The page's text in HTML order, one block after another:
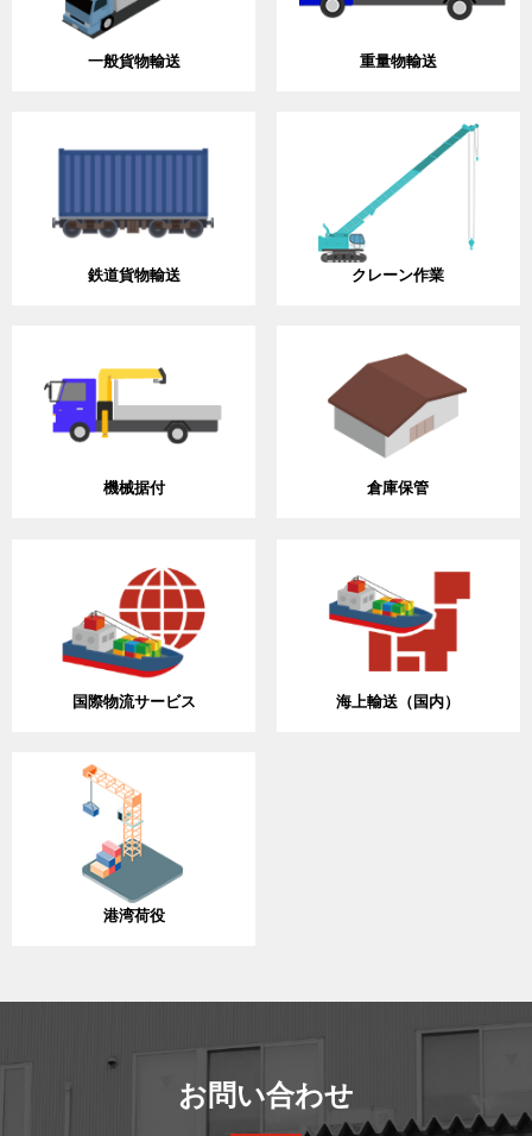
一般貨物輸送 重量物輸送
鉄道貨物輸送 クレーン作業
機械据付 倉庫保管
国際物流サービス 海上輸送（国内）
港湾荷役
お問い合わせ